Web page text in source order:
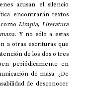
acusan el silencio
encontrarán textos
como Limpia, Literatura
Y no sólo a estas
a otras escrituras que
de los dos o tres
periódicamente en
de masa. ¿De
de desconocer